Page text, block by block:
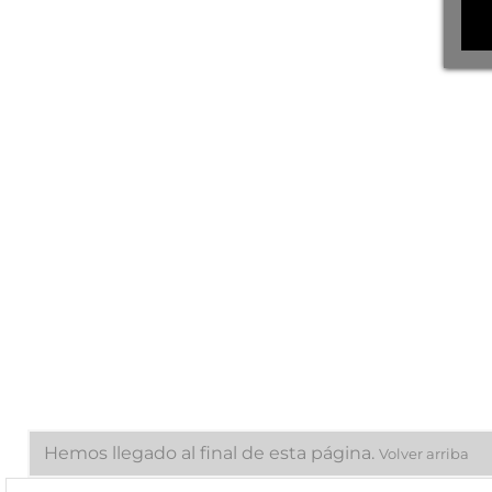
Hemos llegado al final de esta página. Volver arriba